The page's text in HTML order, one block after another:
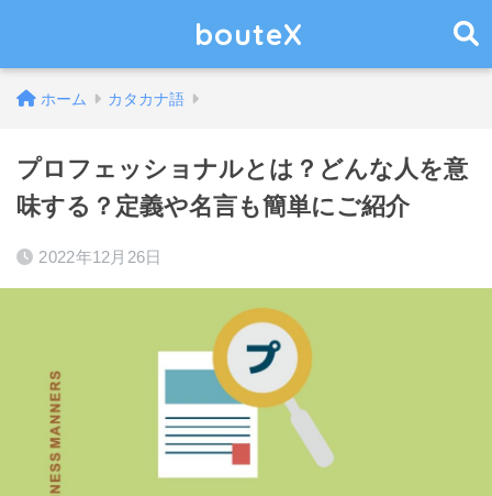
bouteX
ホーム カタカナ語
プロフェッショナルとは？どんな人を意
味する？定義や名言も簡単にご紹介
2022年12月26日